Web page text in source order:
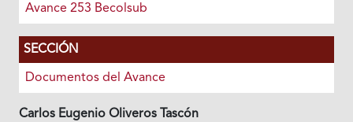
Avance 253 Becolsub
SECCIÓN
Documentos del Avance
Carlos Eugenio Oliveros Tascón